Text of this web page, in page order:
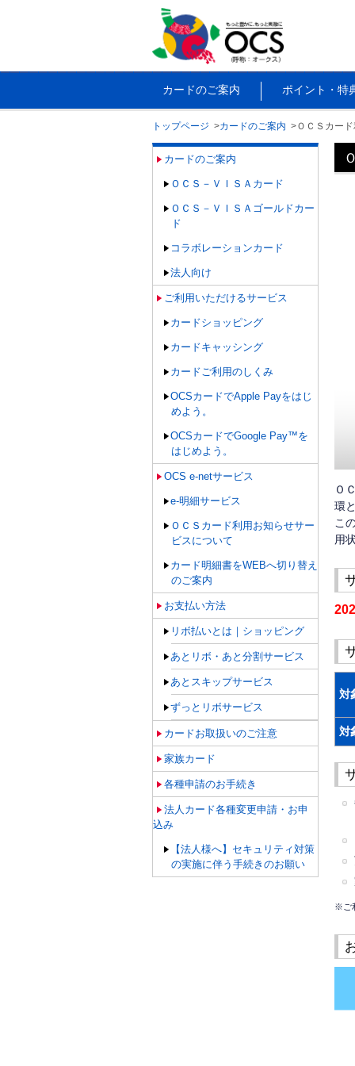
カードのご案内 ポイント・特
トップページ カードのご案内 ＯＣＳカー
Ｏ
環
こ
用
対
対
※ご
カードのご案内
ＯＣＳ－ＶＩＳＡカード
ＯＣＳ－ＶＩＳＡゴールドカー
ド
コラボレーションカード
法人向け
ご利用いただけるサービス
カードショッピング
カードキャッシング
カードご利用のしくみ
OCSカードでApple Payをはじ
めよう。
OCSカードでGoogle Pay™を
はじめよう。
OCS e-netサービス
e-明細サービス
ＯＣＳカード利用お知らせサー
ビスについて
カード明細書をWEBへ切り替え
のご案内
お支払い方法
リボ払いとは｜ショッピング
あとリボ・あと分割サービス
あとスキップサービス
ずっとリボサービス
カードお取扱いのご注意
家族カード
各種申請のお手続き
法人カード各種変更申請・お申
込み
【法人様へ】セキュリティ対策
の実施に伴う手続きのお願い